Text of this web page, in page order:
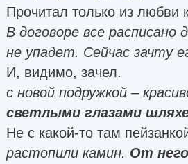
Прочитал только из
В договоре все расписано
не упадет. Сейчас зачту
И, видимо, зачел.
с новой подружкой –
светлыми глазами
Не с какой-то там
растопили камин. От